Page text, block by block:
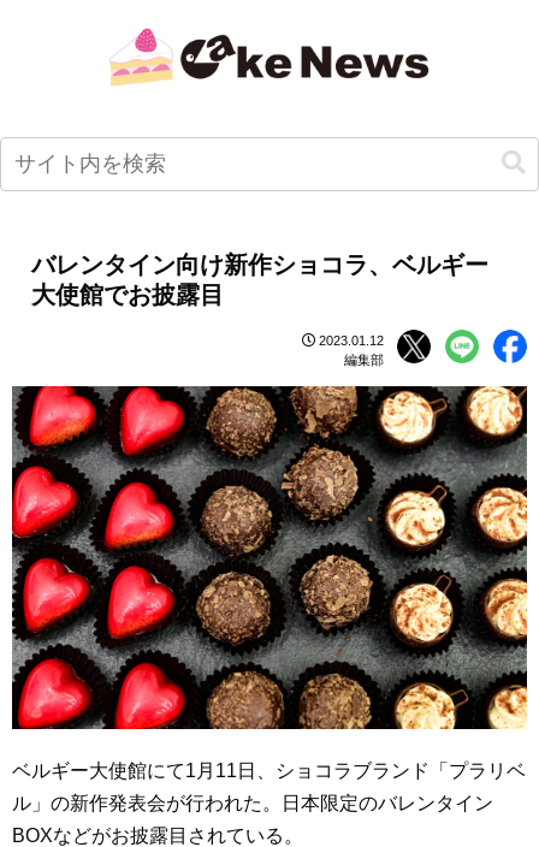
バレンタイン向け新作ショコラ、ベルギー
大使館でお披露目
2023.01.12
編集部
ベルギー大使館にて1月11日、ショコラブランド「プラリベ
ル」の新作発表会が行われた。日本限定のバレンタイン
BOXなどがお披露目されている。